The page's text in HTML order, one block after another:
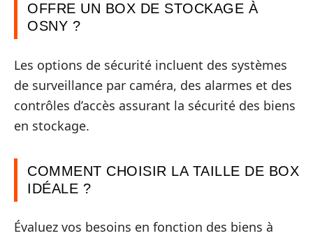
OFFRE UN BOX DE STOCKAGE À
OSNY ?
Les options de sécurité incluent des systèmes
de surveillance par caméra, des alarmes et des
contrôles d’accès assurant la sécurité des biens
en stockage.
COMMENT CHOISIR LA TAILLE DE BOX
IDÉALE ?
Évaluez vos besoins en fonction des biens à